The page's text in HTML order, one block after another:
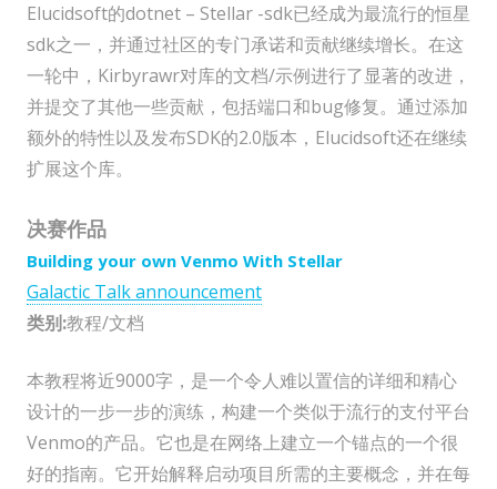
Elucidsoft的dotnet – Stellar -sdk已经成为最流行的恒星
sdk之一，并通过社区的专门承诺和贡献继续增长。在这
一轮中，Kirbyrawr对库的文档/示例进行了显著的改进，
并提交了其他一些贡献，包括端口和bug修复。通过添加
额外的特性以及发布SDK的2.0版本，Elucidsoft还在继续
扩展这个库。
决赛作品
Building your own Venmo With Stellar
Galactic Talk announcement
类别:教程/文档
本教程将近9000字，是一个令人难以置信的详细和精心
设计的一步一步的演练，构建一个类似于流行的支付平台
Venmo的产品。它也是在网络上建立一个锚点的一个很
好的指南。它开始解释启动项目所需的主要概念，并在每